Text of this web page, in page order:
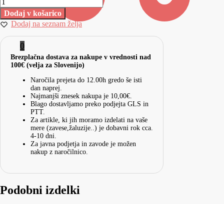
0
Dodaj v košarico
Dodaj na seznam želja
Brezplačna dostava za nakupe v vrednosti nad
100€ (velja za Slovenijo)
Naročila prejeta do 12.00h gredo še isti
dan naprej.
Najmanjši znesek nakupa je 10,00€.
Blago dostavljamo preko podjejta GLS in
PTT.
Za artikle, ki jih moramo izdelati na vaše
mere (zavese,žaluzije..) je dobavni rok cca.
4-10 dni.
Za javna podjetja in zavode je možen
nakup z naročilnico.
Podobni izdelki